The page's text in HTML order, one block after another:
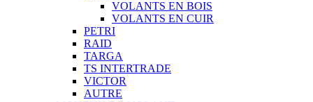
VOLANTS EN BOIS
VOLANTS EN CUIR
PETRI
RAID
TARGA
TS INTERTRADE
VICTOR
AUTRE